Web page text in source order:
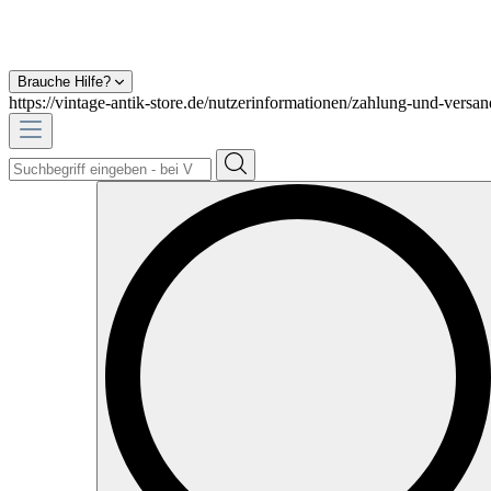
Brauche Hilfe?
https://vintage-antik-store.de/nutzerinformationen/zahlung-und-